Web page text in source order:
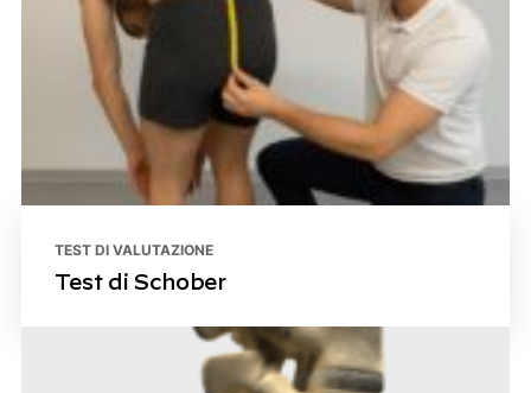
TEST DI VALUTAZIONE
Test di Schober